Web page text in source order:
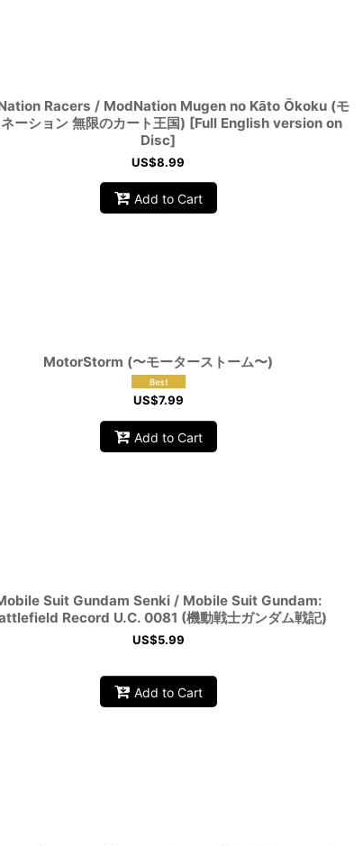
Racers / ModNation Mugen no Kāto Ōkoku (モ
ネーション 無限のカート王国) [Full English version on
Disc]
US$8.99
Add to Cart
MotorStorm (〜モーターストーム〜)
US$7.99
Add to Cart
Suit Gundam Senki / Mobile Suit Gundam:
Record U.C. 0081 (機動戦士ガンダム戦記)
US$5.99
Add to Cart